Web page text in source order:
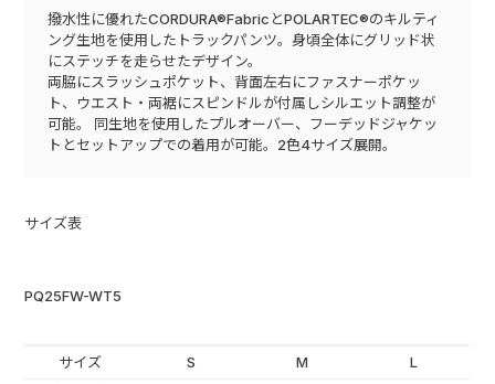
撥水性に優れたCORDURA®FabricとPOLARTEC®のキルティ
ング生地を使用したトラックパンツ。身頃全体にグリッド状
にステッチを走らせたデザイン。
両脇にスラッシュポケット、背面左右にファスナーポケッ
ト、ウエスト・両裾にスピンドルが付属しシルエット調整が
可能。 同生地を使用したプルオーバー、フーデッドジャケッ
トとセットアップでの着用が可能。2色4サイズ展開。
サイズ表
PQ25FW-WT5
サイズ S M
L